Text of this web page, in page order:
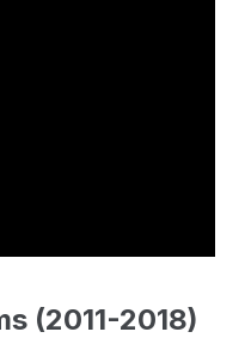
(2011-2018)